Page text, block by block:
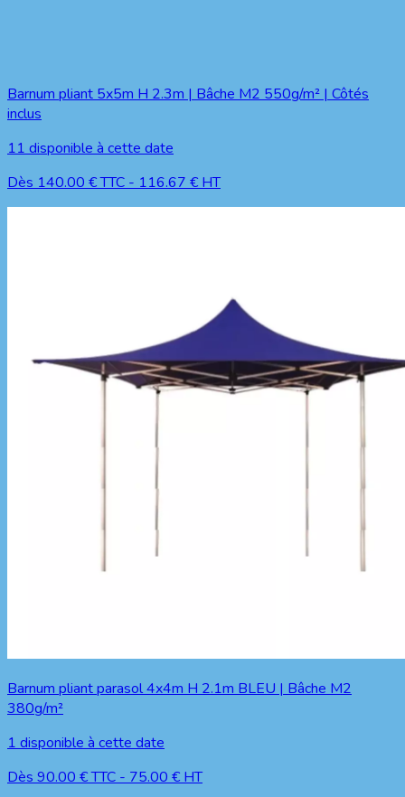
Barnum pliant 5x5m H 2.3m | Bâche M2 550g/m² | Côtés
inclus
11 disponible à cette date
Dès 140.00 € TTC - 116.67 € HT
Barnum pliant parasol 4x4m H 2.1m BLEU | Bâche M2
380g/m²
1 disponible à cette date
Dès 90.00 € TTC - 75.00 € HT